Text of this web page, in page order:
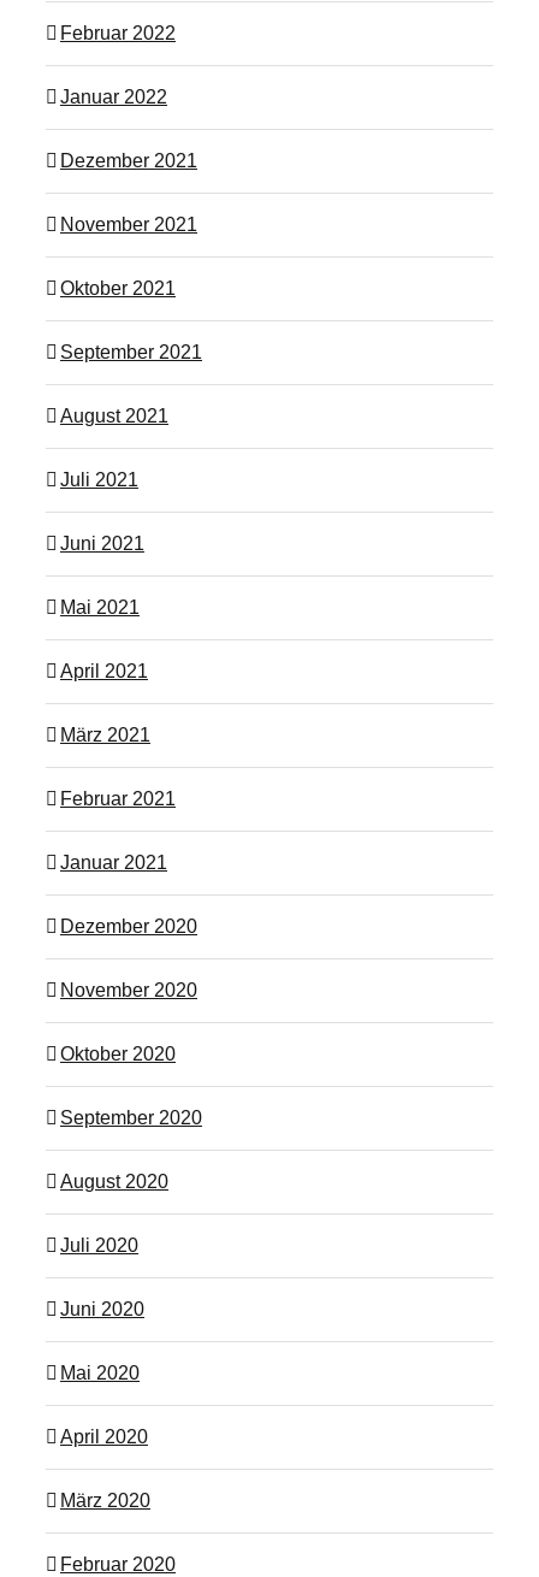
Februar 2022
Januar 2022
Dezember 2021
November 2021
Oktober 2021
September 2021
August 2021
Juli 2021
Juni 2021
Mai 2021
April 2021
März 2021
Februar 2021
Januar 2021
Dezember 2020
November 2020
Oktober 2020
September 2020
August 2020
Juli 2020
Juni 2020
Mai 2020
April 2020
März 2020
Februar 2020